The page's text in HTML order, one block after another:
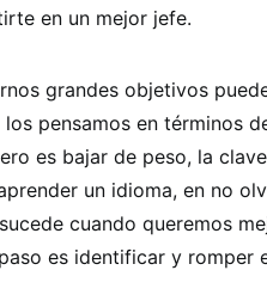
en un mejor jefe.
grandes objetivos
los pensamos en términos
es bajar de peso, la
un idioma, en no
cuando queremos
es identificar y romper